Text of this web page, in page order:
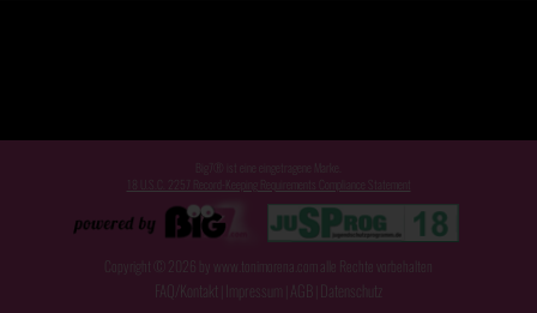
Big7® ist eine eingetragene Marke.
18 U.S.C. 2257 Record-Keeping Requirements Compliance Statement
Copyright © 2026 by www.tonimorena.com alle Rechte vorbehalten
FAQ/Kontakt Impressum AGB Datenschutz